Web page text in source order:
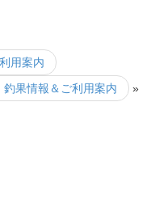
用案内
釣果情報＆ご利用案内
»